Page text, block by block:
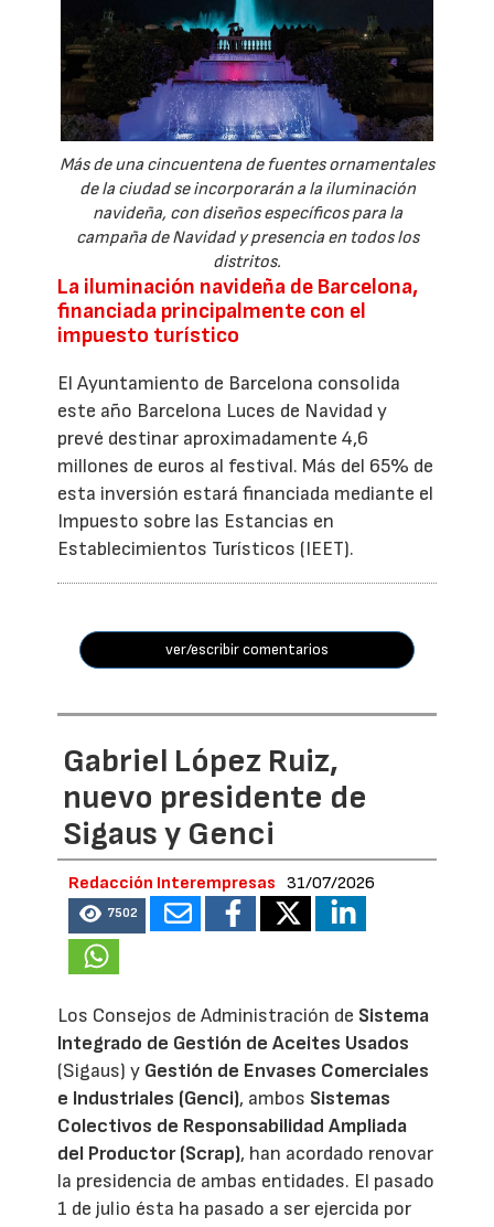
Más de una cincuentena de fuentes ornamentales
de la ciudad se incorporarán a la iluminación
navideña, con diseños específicos para la
campaña de Navidad y presencia en todos los
distritos.
La iluminación navideña de Barcelona,
financiada principalmente con el
impuesto turístico
El Ayuntamiento de Barcelona consolida
este año Barcelona Luces de Navidad y
prevé destinar aproximadamente 4,6
millones de euros al festival. Más del 65% de
esta inversión estará financiada mediante el
Impuesto sobre las Estancias en
Establecimientos Turísticos (IEET).
ver/escribir comentarios
Gabriel López Ruiz,
nuevo presidente de
Sigaus y Genci
Redacción Interempresas 31/07/2026
7502
Los Consejos de Administración de Sistema
Integrado de Gestión de Aceites Usados
(Sigaus) y Gestión de Envases Comerciales
e Industriales (Genci), ambos Sistemas
Colectivos de Responsabilidad Ampliada
del Productor (Scrap), han acordado renovar
la presidencia de ambas entidades. El pasado
1 de julio ésta ha pasado a ser ejercida por